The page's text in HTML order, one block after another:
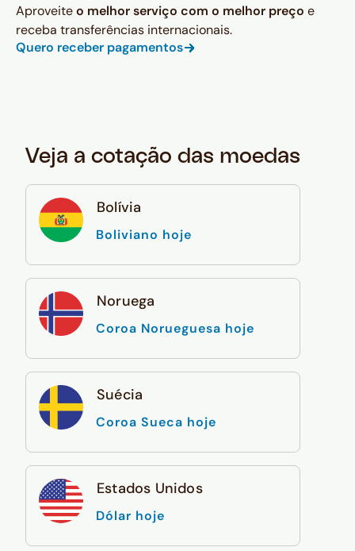
Aproveiteo melhor serviço com o melhor preço e
receba transferências internacionais.
Quero receber pagamentos
Veja a cotação das moedas
Bolívia
Boliviano hoje
Noruega
Coroa Norueguesa hoje
Suécia
Coroa Sueca hoje
Estados Unidos
Dólar hoje